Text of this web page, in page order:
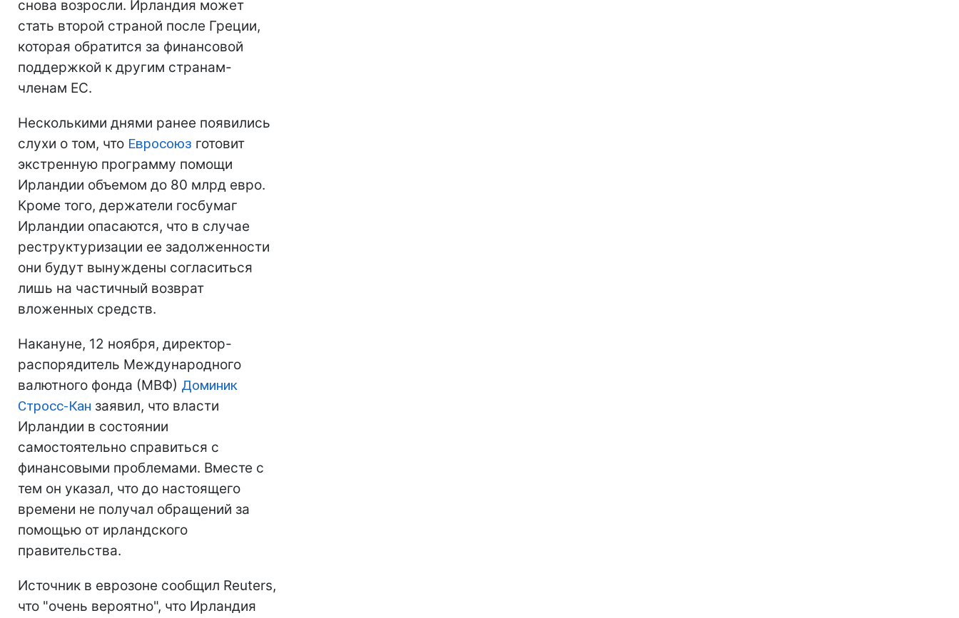
снова возросли. Ирландия может
стать второй страной после Греции,
которая обратится за финансовой
поддержкой к другим странам-
членам ЕС.
Несколькими днями ранее появились
слухи о том, что Евросоюз готовит
экстренную программу помощи
Ирландии объемом до 80 млрд евро.
Кроме того, держатели госбумаг
Ирландии опасаются, что в случае
реструктуризации ее задолженности
они будут вынуждены согласиться
лишь на частичный возврат
вложенных средств.
Накануне, 12 ноября, директор-
распорядитель Международного
валютного фонда (МВФ) Доминик
Стросс-Кан заявил, что власти
Ирландии в состоянии
самостоятельно справиться с
финансовыми проблемами. Вместе с
тем он указал, что до настоящего
времени не получал обращений за
помощью от ирландского
правительства.
Источник в еврозоне сообщил Reuters,
что "очень вероятно", что Ирландия